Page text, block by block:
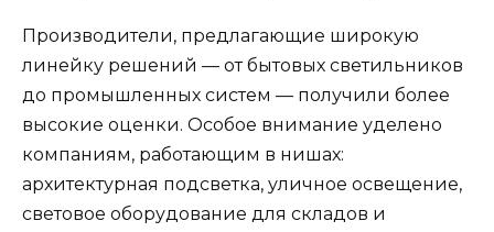
Производители, предлагающие широкую
линейку решений — от бытовых светильников
до промышленных систем — получили более
высокие оценки. Особое внимание уделено
компаниям, работающим в нишах:
архитектурная подсветка, уличное освещение,
световое оборудование для складов и